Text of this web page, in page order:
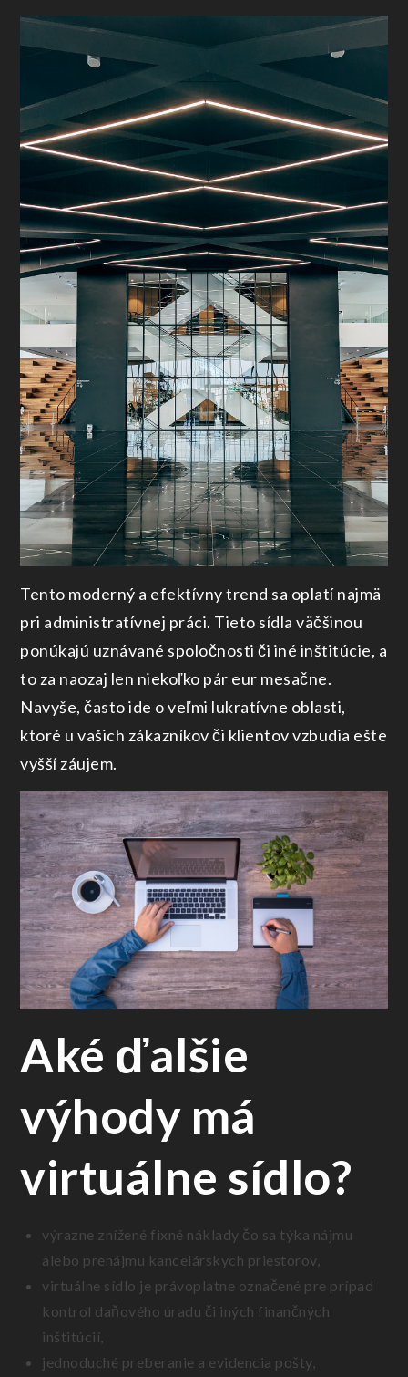
Tento moderný a efektívny trend sa oplatí najmä
pri administratívnej práci. Tieto sídla väčšinou
ponúkajú uznávané spoločnosti či iné inštitúcie, a
to za naozaj len niekoľko pár eur mesačne.
Navyše, často ide o veľmi lukratívne oblasti,
ktoré u vašich zákazníkov či klientov vzbudia ešte
vyšší záujem.
Aké ďalšie
výhody má
virtuálne sídlo?
výrazne znížené fixné náklady čo sa týka nájmu
alebo prenájmu kancelárskych priestorov,
virtuálne sídlo je právoplatne označené pre prípad
kontrol daňového úradu či iných finančných
inštitúcií,
jednoduché preberanie a evidencia pošty,